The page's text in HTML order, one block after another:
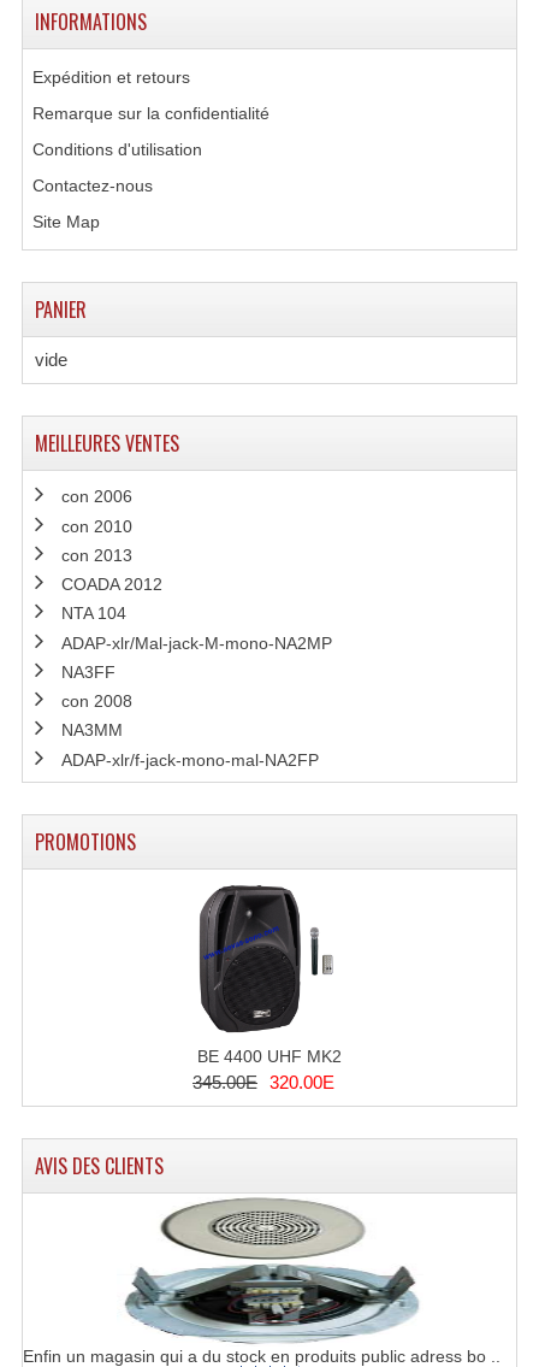
INFORMATIONS
Expédition et retours
Remarque sur la confidentialité
Conditions d'utilisation
Contactez-nous
Site Map
PANIER
vide
MEILLEURES VENTES
con 2006
con 2010
con 2013
COADA 2012
NTA 104
ADAP-xlr/Mal-jack-M-mono-NA2MP
NA3FF
con 2008
NA3MM
ADAP-xlr/f-jack-mono-mal-NA2FP
PROMOTIONS
BE 4400 UHF MK2
345.00E 320.00E
AVIS DES CLIENTS
Enfin un magasin qui a du stock en produits public adress bo ..